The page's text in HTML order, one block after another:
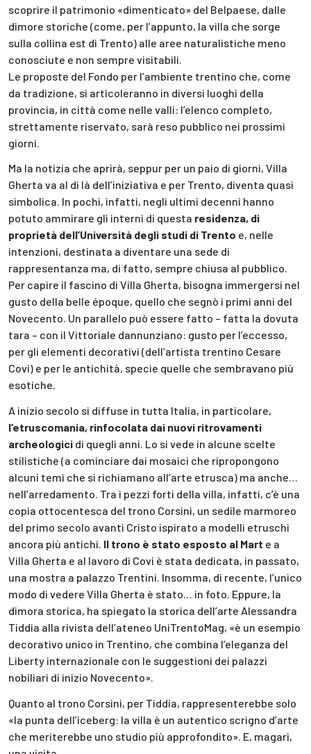
scoprire il patrimonio «dimenticato» del Belpaese, dalle
dimore storiche (come, per l’appunto, la villa che sorge
sulla collina est di Trento) alle aree naturalistiche meno
conosciute e non sempre visitabili.
Le proposte del Fondo per l’ambiente trentino che, come
da tradizione, si articoleranno in diversi luoghi della
provincia, in città come nelle valli: l’elenco completo,
strettamente riservato, sarà reso pubblico nei prossimi
giorni.
Ma la notizia che aprirà, seppur per un paio di giorni, Villa
Gherta va al di là dell’iniziativa e per Trento, diventa quasi
simbolica. In pochi, infatti, negli ultimi decenni hanno
potuto ammirare gli interni di questa residenza, di
proprietà dell’Università degli studi di Trento e, nelle
intenzioni, destinata a diventare una sede di
rappresentanza ma, di fatto, sempre chiusa al pubblico.
Per capire il fascino di Villa Gherta, bisogna immergersi nel
gusto della belle époque, quello che segnò i primi anni del
Novecento. Un parallelo può essere fatto – fatta la dovuta
tara – con il Vittoriale dannunziano: gusto per l’eccesso,
per gli elementi decorativi (dell’artista trentino Cesare
Covi) e per le antichità, specie quelle che sembravano più
esotiche.
A inizio secolo si diffuse in tutta Italia, in particolare,
l’etruscomania, rinfocolata dai nuovi ritrovamenti
archeologici di quegli anni. Lo si vede in alcune scelte
stilistiche (a cominciare dai mosaici che ripropongono
alcuni temi che si richiamano all’arte etrusca) ma anche…
nell’arredamento. Tra i pezzi forti della villa, infatti, c’è una
copia ottocentesca del trono Corsini, un sedile marmoreo
del primo secolo avanti Cristo ispirato a modelli etruschi
ancora più antichi. Il trono è stato esposto al Mart e a
Villa Gherta e al lavoro di Covi è stata dedicata, in passato,
una mostra a palazzo Trentini. Insomma, di recente, l’unico
modo di vedere Villa Gherta è stato… in foto. Eppure, la
dimora storica, ha spiegato la storica dell’arte Alessandra
Tiddia alla rivista dell’ateneo UniTrentoMag, «è un esempio
decorativo unico in Trentino, che combina l’eleganza del
Liberty internazionale con le suggestioni dei palazzi
nobiliari di inizio Novecento».
Quanto al trono Corsini, per Tiddia, rappresenterebbe solo
«la punta dell’iceberg: la villa è un autentico scrigno d’arte
che meriterebbe uno studio più approfondito». E, magari,